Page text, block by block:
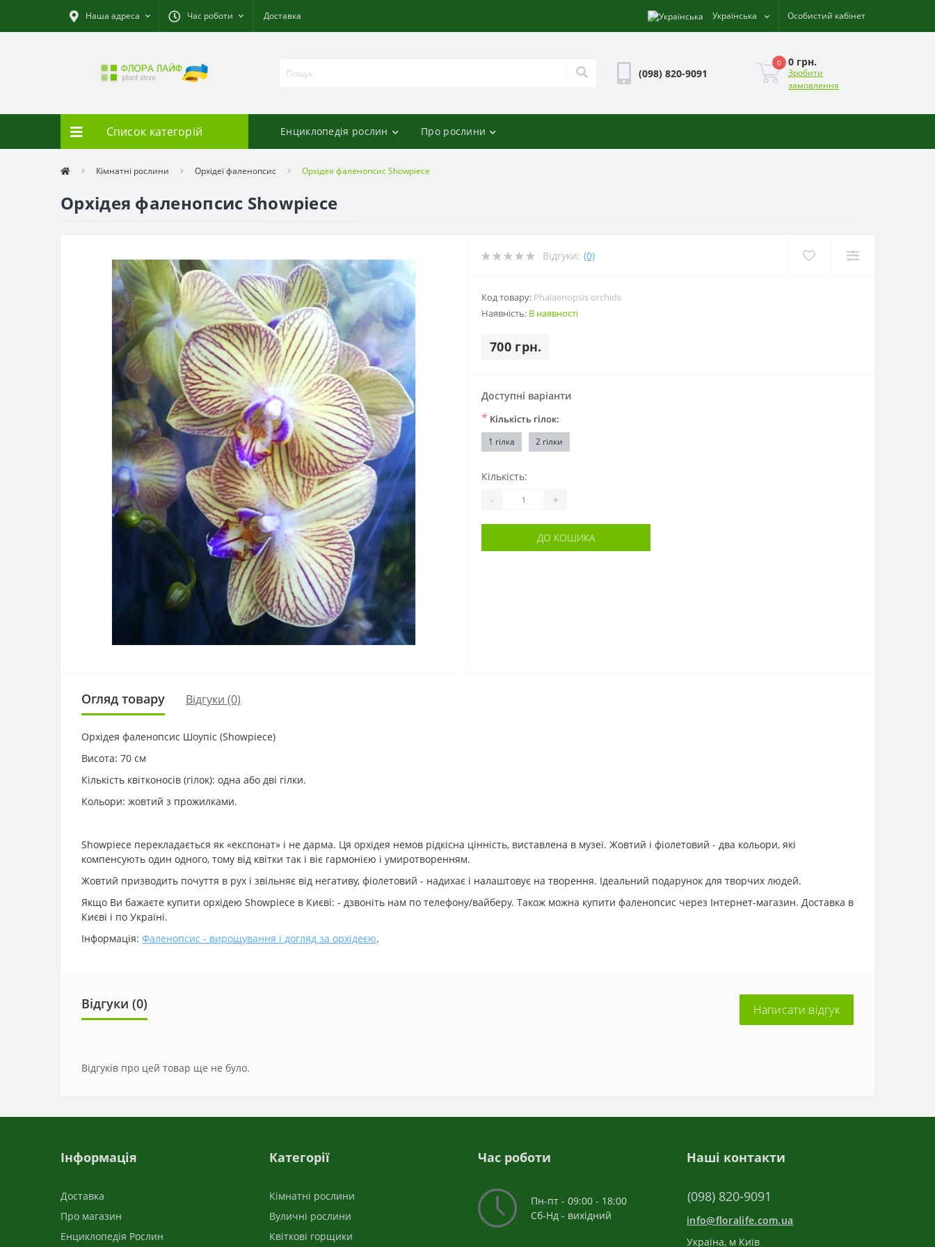
Наша адреса Час роботи Доставка Українська Особистий кабінет
(098) 820-9091
0 0 грн.
Зробити
замовлення
Список категорій Енциклопедія рослин Про рослини
Кімнатні рослини Орхідеї фаленопсис Орхідея фаленопсис Showpiece
Орхідея фаленопсис Showpiece
Відгуки: (0)
Код товару: Phalaenopsis orchids
Наявність: В наявності
700 грн.
Доступні варіанти
* Кількість гілок:
1 гілка 2 гілки
Кількість:
- +
ДО КОШИКА
Огляд товару Відгуки (0)
Орхідея фаленопсис Шоупіс (Showpiece)
Висота: 70 см
Кількість квітконосів (гілок): одна або дві гілки.
Кольори: жовтий з прожилками.
Showpiece перекладається як «експонат» і не дарма. Ця орхідея немов рідкісна цінність, виставлена ​​в музеї. Жовтий і фіолетовий - два кольори, які
компенсують один одного, тому від квітки так і віє гармонією і умиротворенням.
Жовтий призводить почуття в рух і звільняє від негативу, фіолетовий - надихає і налаштовує на творення. Ідеальний подарунок для творчих людей.
Якщо Ви бажаєте купити орхідею Showpiece в Києві: - дзвоніть нам по телефону/вайберу. Також можна купити фаленопсис через Інтернет-магазин. Доставка в
Києві і по Україні.
Інформація: Фаленопсис - вирощування і догляд за орхідеєю.
Відгуки (0) Написати відгук
Відгуків про цей товар ще не було.
Інформація
Доставка
Про магазин
Енциклопедія Рослин
Категорії
Кімнатні рослини
Вуличні рослини
Квіткові горщики
Час роботи
Пн-пт - 09:00 - 18:00
Сб-Нд - вихідний
Наші контакти
(098) 820-9091
info@floralife.com.ua
Україна, м Київ